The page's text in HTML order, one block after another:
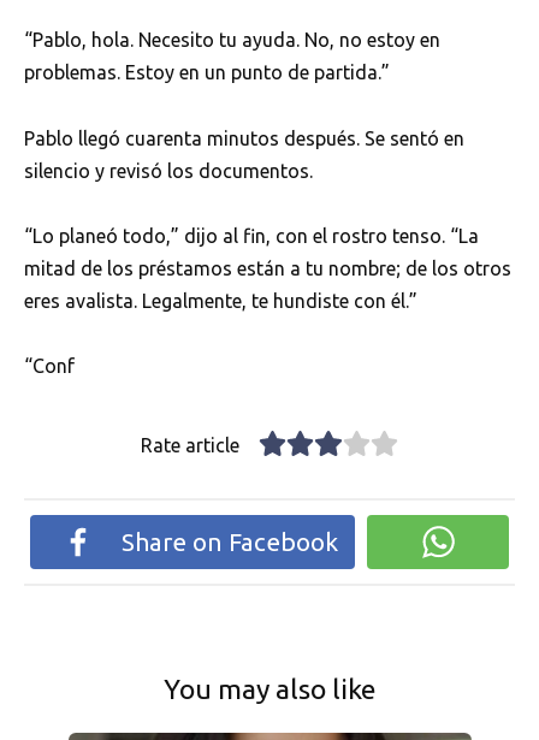
“Pablo, hola. Necesito tu ayuda. No, no estoy en
problemas. Estoy en un punto de partida.”
Pablo llegó cuarenta minutos después. Se sentó en
silencio y revisó los documentos.
“Lo planeó todo,” dijo al fin, con el rostro tenso. “La
mitad de los préstamos están a tu nombre; de los otros
eres avalista. Legalmente, te hundiste con él.”
“Conf
Rate article
Share on Facebook
You may also like